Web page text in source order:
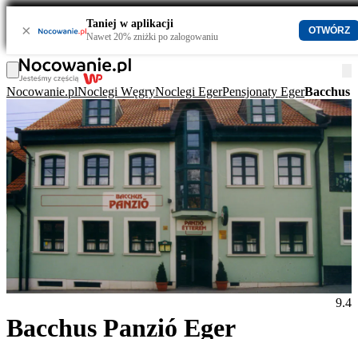
× Taniej w aplikacji
Nawet 20% zniżki po zalogowaniu
OTWÓRZ
Nocowanie.plNoclegi WęgryNoclegi EgerPensjonaty EgerBacchus
Bacchus Panzió Eger
9.4